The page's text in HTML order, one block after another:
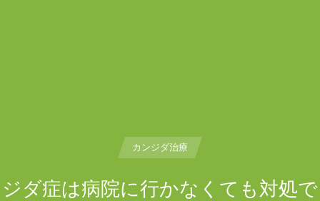
カンジダ治療
ダ症は病院に行かなくても対処